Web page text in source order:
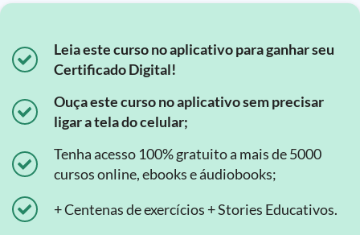
Leia este curso no aplicativo para ganhar seu
Certificado Digital!
Ouça este curso no aplicativo sem precisar
ligar a tela do celular;
Tenha acesso 100% gratuito a mais de 5000
cursos online, ebooks e áudiobooks;
+ Centenas de exercícios + Stories Educativos.